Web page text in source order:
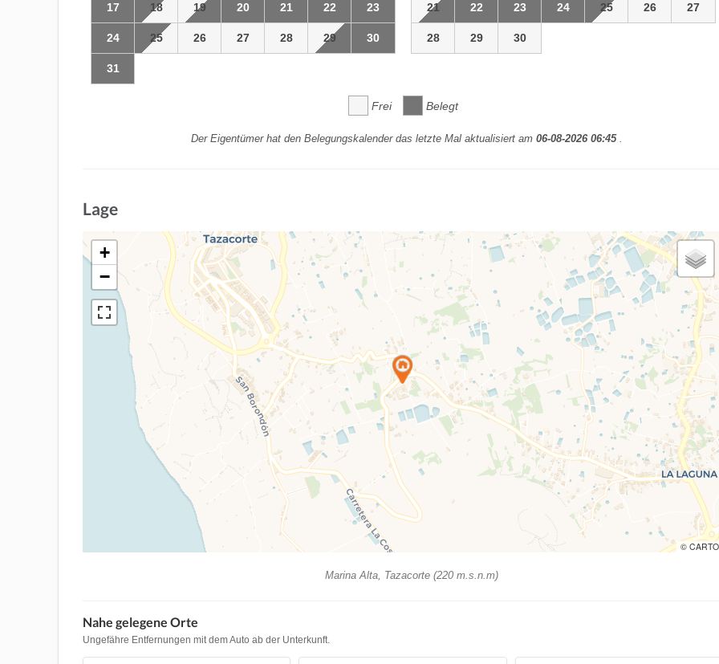
17 18 19 20 21 22 23
24 25 26 27 28 29 30
31
21 22 23 24 25 26 27
28 29 30
Frei Belegt
Der Eigentümer hat den Belegungskalender das letzte Mal aktualisiert am 06-08-2026 06:45 .
Lage
+
−
© CARTO
Marina Alta, Tazacorte (220 m.s.n.m)
Nahe gelegene Orte
Ungefähre Entfernungen mit dem Auto ab der Unterkunft.